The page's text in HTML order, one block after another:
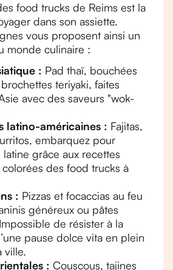
food trucks de Reims est la
dans son assiette.
vous proposent ainsi un
monde culinaire :
: Pad thaï, bouchées
teriyaki, faites
avec des saveurs "wok-
latino-américaines : Fajitas,
embarquez pour
latine grâce aux recettes
des food trucks à
: Pizzas et focaccias au feu
généreux ou pâtes
de résister à la
pause dolce vita en plein
ville.
: Couscous, tajines